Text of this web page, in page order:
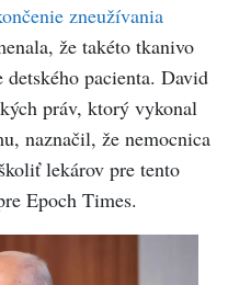
zneužívania
že takéto tkanivo
pacienta. David
práv, ktorý vykonal
naznačil, že nemocnica
lekárov pre tento
Epoch Times.